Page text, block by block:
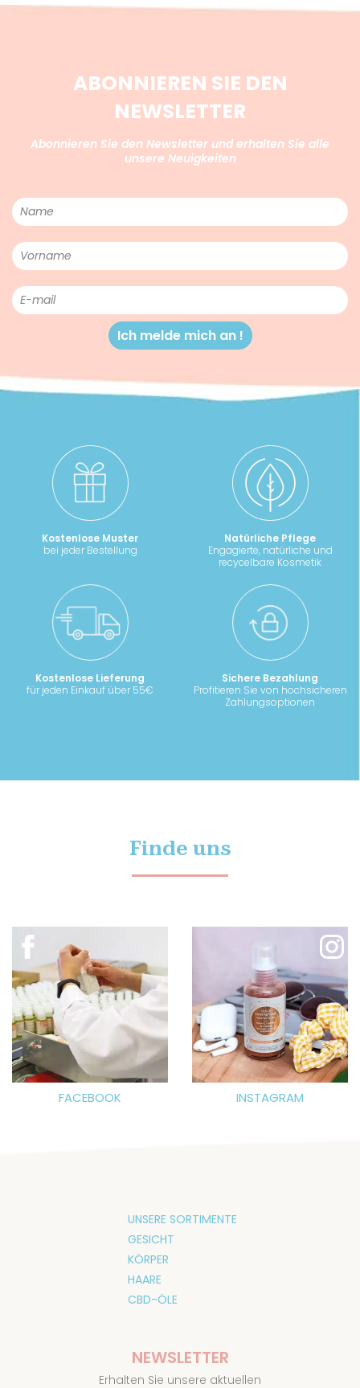
ABONNIEREN SIE DEN
NEWSLETTER
Abonnieren Sie den Newsletter und erhalten Sie alle
unsere Neuigkeiten
Kostenlose Muster
bei jeder Bestellung
Natürliche Pflege
Engagierte, natürliche und
recycelbare Kosmetik
Kostenlose Lieferung
für jeden Einkauf über 55€
Sichere Bezahlung
Profitieren Sie von hochsicheren
Zahlungsoptionen
Finde uns
FACEBOOK INSTAGRAM
UNSERE SORTIMENTE
GESICHT
KÖRPER
HAARE
CBD-ÖLE
NEWSLETTER
Erhalten Sie unsere aktuellen